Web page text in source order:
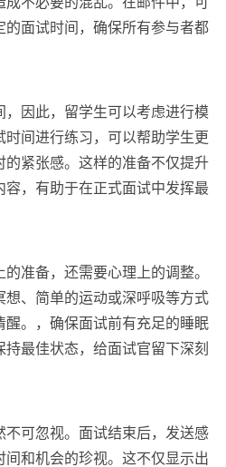
的面试时间，确保所有参与者都
因此，留学生可以考虑进行模
间进行练习，可以帮助学生更
的紧张感。这样的准备不仅提升
容，有助于在正式面试中发挥最
准备，还需要心理上的调整。
想、简单的运动或深呼吸等方式
醒。，确保面试前有充足的睡眠
最佳状态，给面试官留下深刻
不可忽视。面试结束后，发送感
和机会的珍视。这不仅显示出